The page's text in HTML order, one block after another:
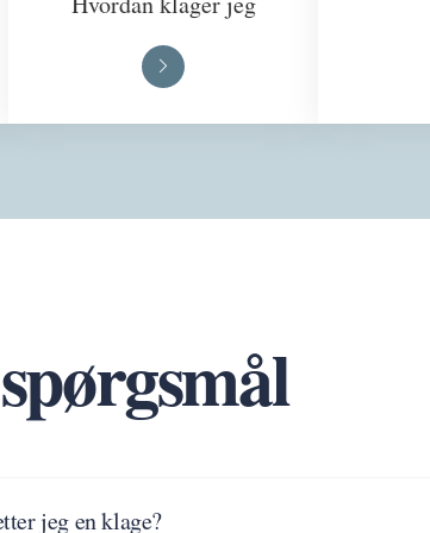
jeg en klage?